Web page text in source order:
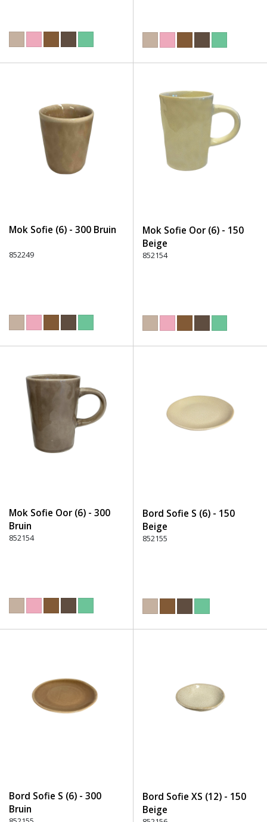
Mok Sofie (6) - 300 Bruin
852249
Mok Sofie Oor (6) - 150
Beige
852154
Mok Sofie Oor (6) - 300
Bruin
852154
Bord Sofie S (6) - 150
Beige
852155
Bord Sofie S (6) - 300
Bruin
Bord Sofie XS (12) - 150
Beige